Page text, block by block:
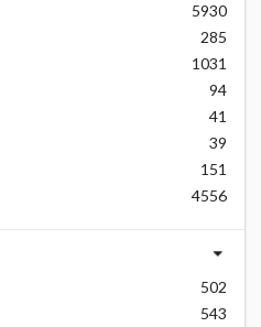
5930
285
1031
94
41
39
151
4556
502
543